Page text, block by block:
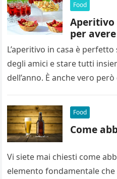
Food
Aperitivo
per
L’aperitivo in casa è
degli amici e stare tutti
dell’anno. È anche vero
Food
Come
Vi siete mai chiesti come
elemento fondamentale